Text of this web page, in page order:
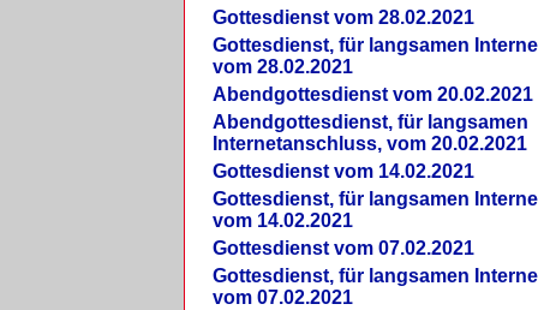
Gottesdienst vom 28.02.2021
Gottesdienst, für langsamen
vom 28.02.2021
Abendgottesdienst vom 20.02.2021
Abendgottesdienst, für langsamen
Internetanschluss, vom 20.02.2021
Gottesdienst vom 14.02.2021
Gottesdienst, für langsamen
vom 14.02.2021
Gottesdienst vom 07.02.2021
Gottesdienst, für langsamen
vom 07.02.2021